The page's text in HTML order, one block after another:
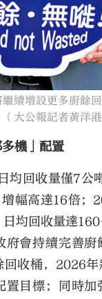
續增設更多廚餘
大公報記者黃洋港
機」配置
均回收量僅7公
幅高達16倍；
均回收量達
府會持續完善廚
回收桶，2026
置目標；同時